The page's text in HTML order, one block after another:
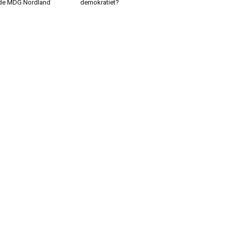
MDG Nordland demokratiet?